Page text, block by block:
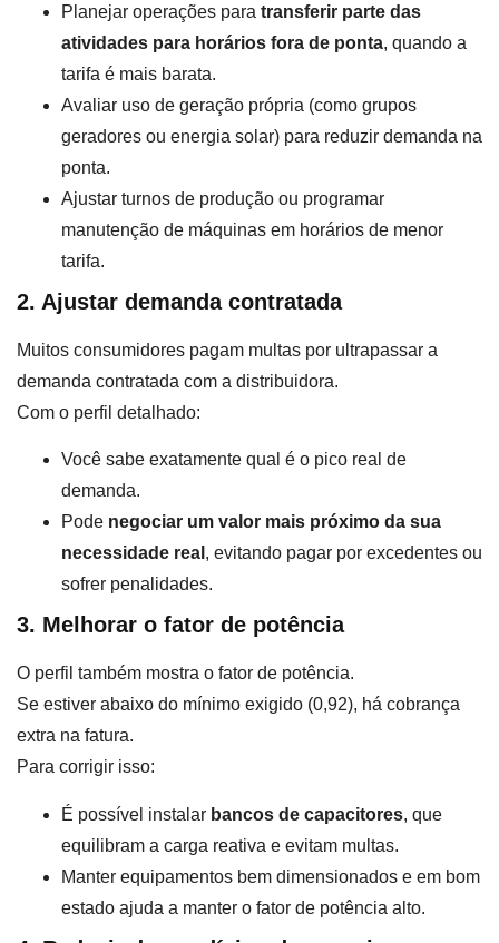
Planejar operações para transferir parte das
atividades para horários fora de ponta, quando a
tarifa é mais barata.
Avaliar uso de geração própria (como grupos
geradores ou energia solar) para reduzir demanda na
ponta.
Ajustar turnos de produção ou programar
manutenção de máquinas em horários de menor
tarifa.
2. Ajustar demanda contratada
Muitos consumidores pagam multas por ultrapassar a
demanda contratada com a distribuidora.
Com o perfil detalhado:
Você sabe exatamente qual é o pico real de
demanda.
Pode negociar um valor mais próximo da sua
necessidade real , evitando pagar por excedentes ou
sofrer penalidades.
3. Melhorar o fator de potência
O perfil também mostra o fator de potência.
Se estiver abaixo do mínimo exigido (0,92), há cobrança
extra na fatura.
Para corrigir isso:
É possível instalar bancos de capacitores, que
equilibram a carga reativa e evitam multas.
Manter equipamentos bem dimensionados e em bom
estado ajuda a manter o fator de potência alto.